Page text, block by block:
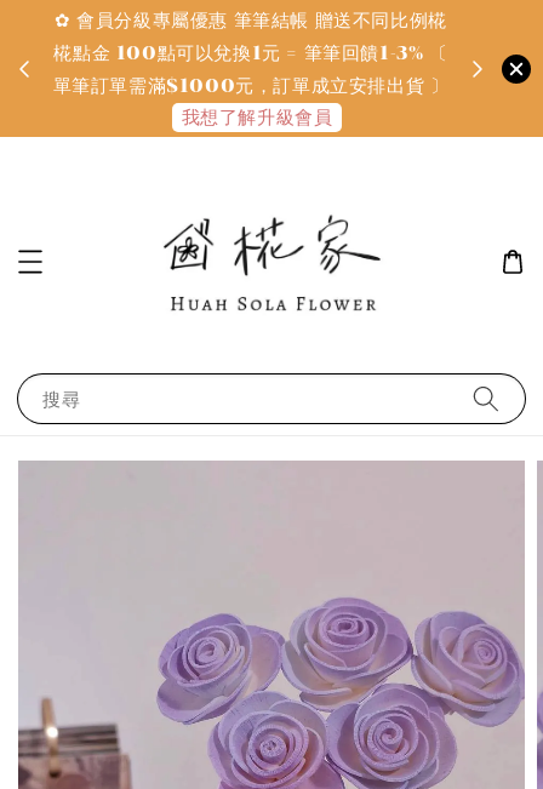
✿ 會員分級專屬優惠 筆筆結帳 贈送不同比例椛
椛點金 100點可以兌換1元 = 筆筆回饋1-3% 〔
單筆訂單需滿$1000元，訂單成立安排出貨 〕
我想了解升級會員
搜尋